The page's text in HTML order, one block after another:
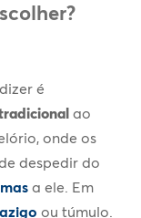
é
ao
onde os
despedir do
a ele. Em
ou túmulo.